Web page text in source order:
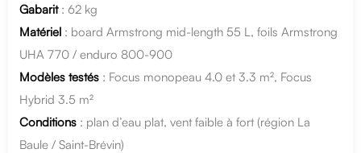
Gabarit: 62 kg
Matériel : board Armstrong mid-length 55 L, foils Armstrong
UHA 770 / enduro 800-900
Modèles testés : Focus monopeau 4.0 et 3.3 m², Focus
Hybrid 3.5 m²
Conditions : plan d’eau plat, vent faible à fort (région La
Baule / Saint-Brévin)